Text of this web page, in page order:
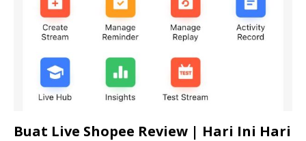
Buat Live Shopee Review | Hari Ini Hari